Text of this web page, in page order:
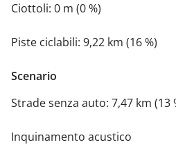
Ciottoli: 0 m (0 %)
Piste ciclabili: 9,22 km (16 %)
Scenario
Strade senza auto: 7,47 km (13
Inquinamento acustico